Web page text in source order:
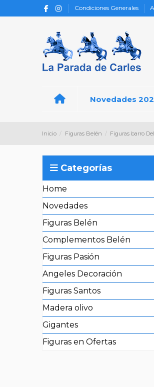
Condiciones Generales
Novedades
Inicio Figuras Belén Figuras barro
Categorías
Home
Novedades
Figuras Belén
Complementos Belén
Figuras Pasión
Angeles Decoración
Figuras Santos
Madera olivo
Gigantes
Figuras en Ofertas